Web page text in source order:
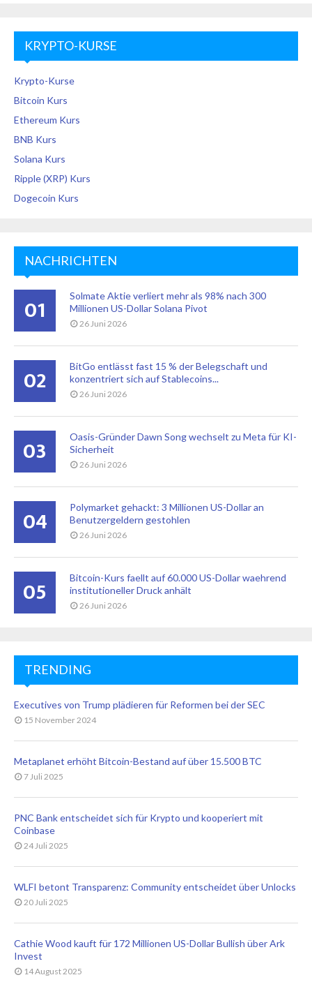
KRYPTO-KURSE
Krypto-Kurse
Bitcoin Kurs
Ethereum Kurs
BNB Kurs
Solana Kurs
Ripple (XRP) Kurs
Dogecoin Kurs
NACHRICHTEN
01
Solmate Aktie verliert mehr als 98% nach 300
Millionen US-Dollar Solana Pivot
26 Juni 2026
02
BitGo entlässt fast 15 % der Belegschaft und
konzentriert sich auf Stablecoins...
26 Juni 2026
03
Oasis-Gründer Dawn Song wechselt zu Meta für KI-
Sicherheit
26 Juni 2026
04
Polymarket gehackt: 3 Millionen US-Dollar an
Benutzergeldern gestohlen
26 Juni 2026
05
Bitcoin-Kurs faellt auf 60.000 US-Dollar waehrend
institutioneller Druck anhält
26 Juni 2026
TRENDING
Executives von Trump plädieren für Reformen bei der SEC
15 November 2024
Metaplanet erhöht Bitcoin-Bestand auf über 15.500 BTC
7 Juli 2025
PNC Bank entscheidet sich für Krypto und kooperiert mit
Coinbase
24 Juli 2025
WLFI betont Transparenz: Community entscheidet über Unlocks
20 Juli 2025
Cathie Wood kauft für 172 Millionen US-Dollar Bullish über Ark
Invest
14 August 2025